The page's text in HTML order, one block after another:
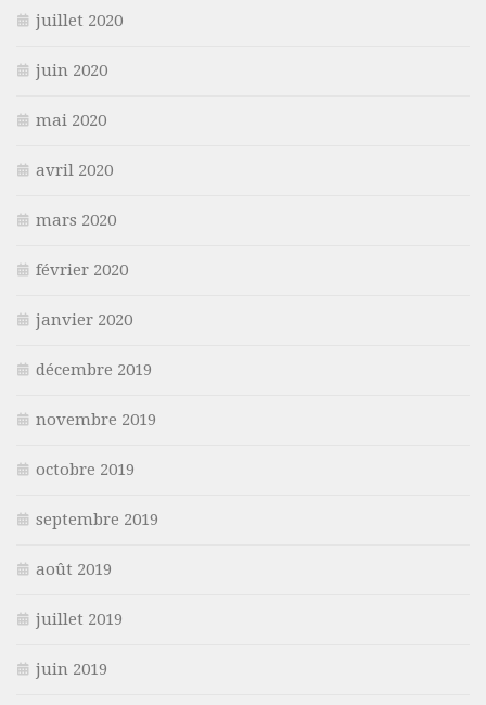
juillet 2020
juin 2020
mai 2020
avril 2020
mars 2020
février 2020
janvier 2020
décembre 2019
novembre 2019
octobre 2019
septembre 2019
août 2019
juillet 2019
juin 2019